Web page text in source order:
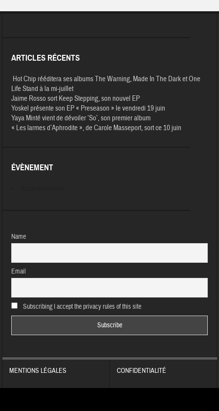
ARTICLES RÉCENTS
Hot Chip rééditera ses albums The Warning, Made In The Dark et One
Life Stand à la mi-juillet
Jaime Rosso sort Keep Stepping, son nouvel EP
Yoskel présente son EP « Preseason » le vendredi 19 juin
Yaya Minté vient de dévoiler ‘So’, son premier album
« Les larmes d’Aphrodite », de Carole Masseport, sort ce 10 juin
ÉVÈNEMENT
Name
Email
Subscribing I accept the privacy rules of this site
MENTIONS LÉGALES CONFIDENTIALITÉ